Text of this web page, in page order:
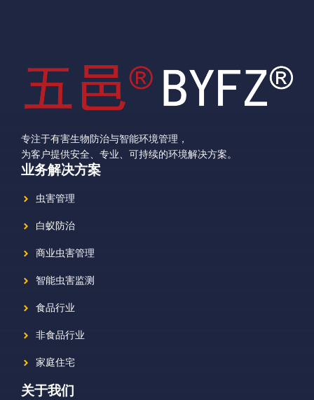
专注于有害生物防治与智能环境管理，
为客户提供安全、专业、可持续的环境解决方案。
业务解决方案
虫害管理
白蚁防治
商业虫害管理
智能虫害监测
食品行业
非食品行业
家庭住宅
关于我们